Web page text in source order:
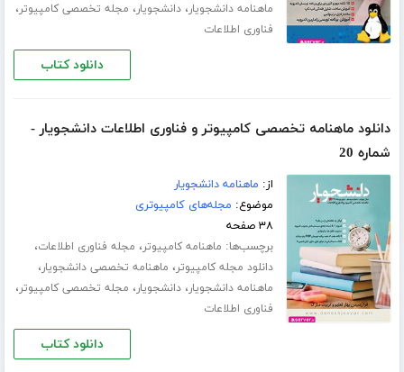
ماهنامه دانشجویار،دانشجویار، مجله تخصصی کامپیوتر،
فناوری اطلاعات
دانلود کتاب
دانلود ماهنامه تخصصی کامپیوتر و فناوری اطلاعات دانشجویار -
شماره 20
از: ماهنامه دانشجویار
موضوع: مجله‌های کامپیوتری
۳۸ صفحه
برچسب‌ها: ماهنامه کامپیوتر، مجله فناوری اطلاعات،
دانلود مجله کامپیوتر، ماهنامه تخصصی دانشجویار،
ماهنامه دانشجویار،دانشجویار، مجله تخصصی کامپیوتر،
فناوری اطلاعات
دانلود کتاب